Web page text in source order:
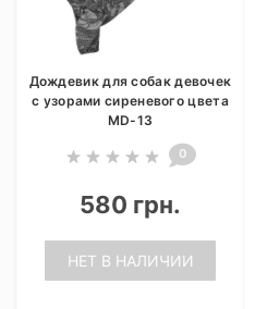
Дождевик для собак девочек
с узорами сиреневого цвета
MD-13
0
580 грн.
НЕТ В НАЛИЧИИ